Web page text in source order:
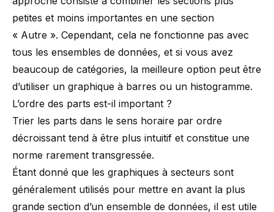
petites et moins importantes en une section
« Autre ». Cependant, cela ne fonctionne pas avec
tous les ensembles de données, et si vous avez
beaucoup de catégories, la meilleure option peut être
d’utiliser un graphique à barres ou un histogramme.
L’ordre des parts est-il important ?
Trier les parts dans le sens horaire par ordre
décroissant tend à être plus intuitif et constitue une
norme rarement transgressée.
Étant donné que les graphiques à secteurs sont
généralement utilisés pour mettre en avant la plus
grande section d’un ensemble de données, il est utile